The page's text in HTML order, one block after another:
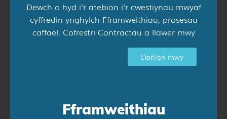
Dewch o hyd i'r atebion i'r cwestiynau mwyaf
cyffredin ynghylch Fframweithiau, prosesau
caffael, Cofrestri Contractau a llawer mwy
Darllen mwy
Fframweithiau